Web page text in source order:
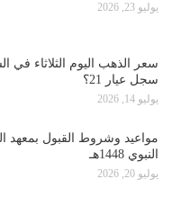
يوليو 23, 2026
سعر الذهب اليوم الثلاثاء في
سجل عيار 21؟
يوليو 14, 2026
مواعيد وشروط القبول بمعهد
النبوي 1448هـ
يوليو 20, 2026